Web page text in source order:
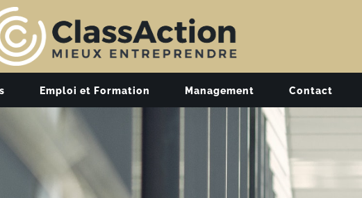
Emploi et Formation Management Contact